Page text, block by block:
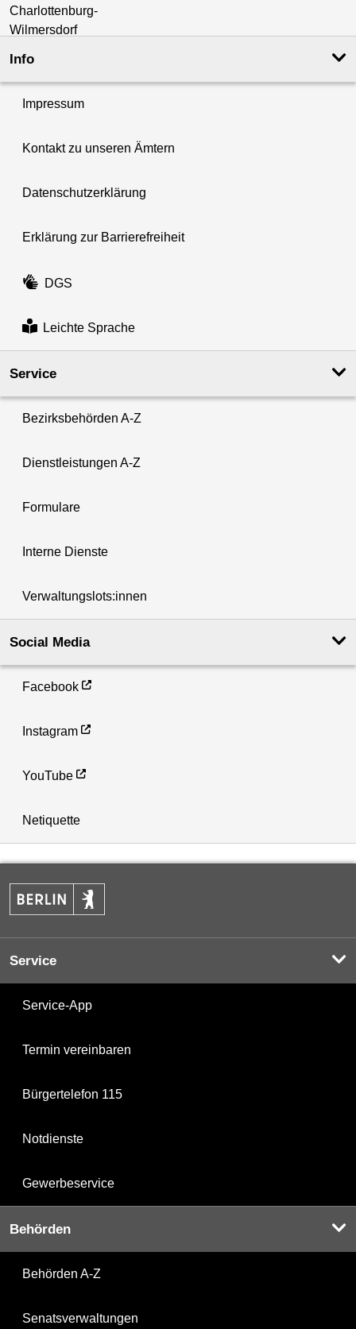
Info
Impressum
Kontakt zu unseren Ämtern
Datenschutzerklärung
Erklärung zur Barrierefreiheit
DGS
Leichte Sprache
Service
Bezirksbehörden A-Z
Dienstleistungen A-Z
Formulare
Interne Dienste
Verwaltungslots:innen
Social Media
Facebook
Instagram
YouTube
Netiquette
Service
Service-App
Termin vereinbaren
Bürgertelefon 115
Notdienste
Gewerbeservice
Behörden
Behörden A-Z
Senatsverwaltungen